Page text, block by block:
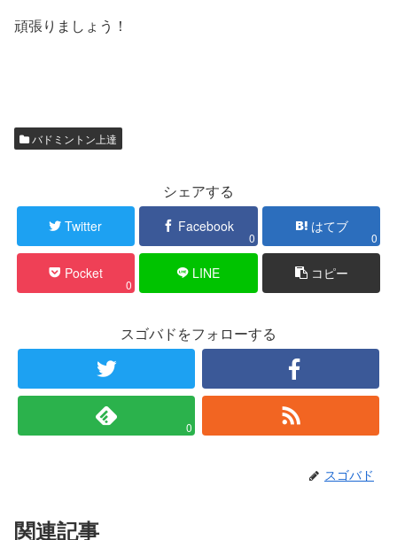
頑張りましょう！
バドミントン上達
シェアする
Twitter Facebook
0
はてブ
0
Pocket
0
LINE コピー
スゴバドをフォローする
0
スゴバド
関連記事